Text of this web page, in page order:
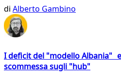
di Alberto Gambino
I deficit del "modello Albania"
scommessa sugli "hub"